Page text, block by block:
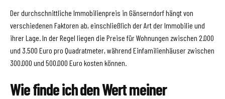
Der durchschnittliche Immobilienpreis in Gänserndorf hängt von
verschiedenen Faktoren ab, einschließlich der Art der Immobilie und
ihrer Lage. In der Regel liegen die Preise für Wohnungen zwischen 2.000
und 3.500 Euro pro Quadratmeter, während Einfamilienhäuser zwischen
300.000 und 500.000 Euro kosten können.
Wie finde ich den Wert meiner